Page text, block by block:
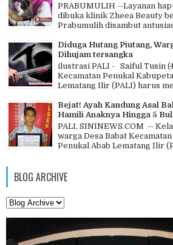
PRABUMULIH --Layanan
dibuka klinik Zheea Beauty
Prabumulih disambut
Diduga Hutang Piutang,
Dihujam tersangka
ilustrasi PALI - Saiful Tusin
Kecamatan Penukal
Lematang Ilir (PALI) harus
Bejat! Ayah Kandung Asal
Hamili Anaknya Hingga 5
PALI, SININEWS.COM --
warga Desa Babat
Penukal Abab Lematang Ilir
BLOG ARCHIVE